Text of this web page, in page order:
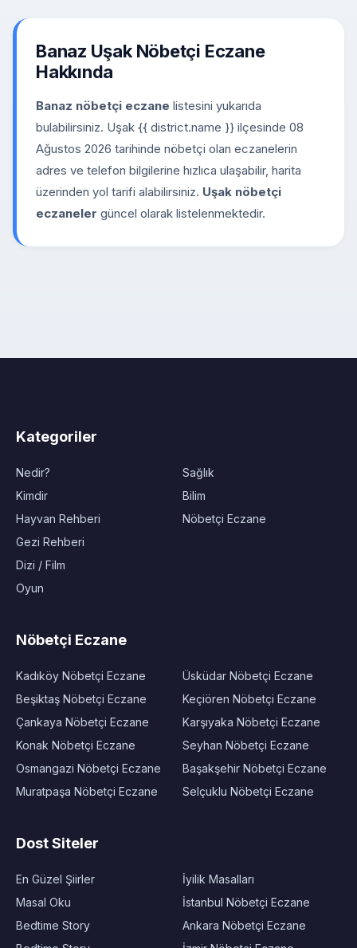
Banaz Uşak Nöbetçi Eczane
Hakkında
Banaz nöbetçi eczane listesini yukarıda
bulabilirsiniz. Uşak {{ district.name }} ilçesinde 08
Ağustos 2026 tarihinde nöbetçi olan eczanelerin
adres ve telefon bilgilerine hızlıca ulaşabilir, harita
üzerinden yol tarifi alabilirsiniz. Uşak nöbetçi
eczaneler güncel olarak listelenmektedir.
Kategoriler
Nedir?
Kimdir
Hayvan Rehberi
Gezi Rehberi
Dizi / Film
Oyun
Sağlık
Bilim
Nöbetçi Eczane
Nöbetçi Eczane
Kadıköy Nöbetçi Eczane
Beşiktaş Nöbetçi Eczane
Çankaya Nöbetçi Eczane
Konak Nöbetçi Eczane
Osmangazi Nöbetçi Eczane
Muratpaşa Nöbetçi Eczane
Üsküdar Nöbetçi Eczane
Keçiören Nöbetçi Eczane
Karşıyaka Nöbetçi Eczane
Seyhan Nöbetçi Eczane
Başakşehir Nöbetçi Eczane
Selçuklu Nöbetçi Eczane
Dost Siteler
En Güzel Şiirler
Masal Oku
Bedtime Story
İyilik Masalları
İstanbul Nöbetçi Eczane
Ankara Nöbetçi Eczane